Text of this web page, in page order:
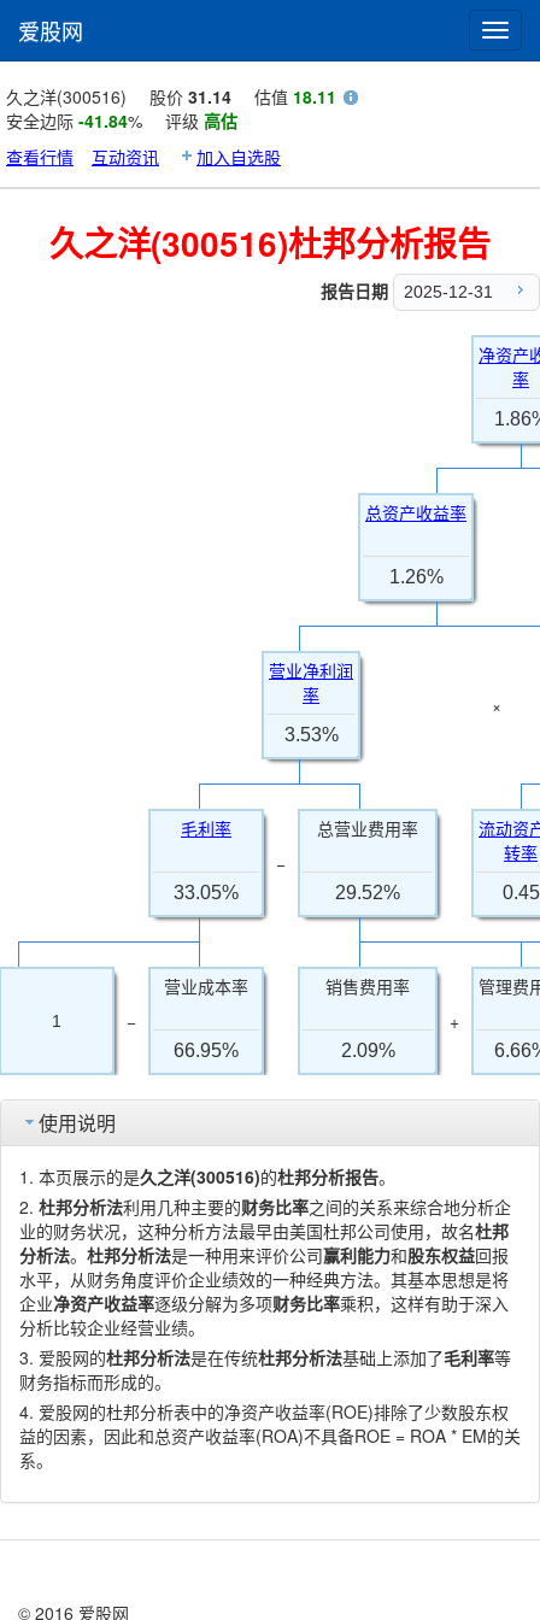
爱股网
久之洋(300516) 股价 31.14 估值 18.11
安全边际 -41.84% 评级 高估
查看行情
互动资讯 加入自选股
久之洋(300516)杜邦分析报告
报告日期 2025-12-31
净资产
率
总资产收益率
1.26%
营业净利润
率
3.53%
×
毛利率
33.05%
−
总营业费用率
29.52%
流动资
转率
0.45
1 −
营业成本率
66.95%
销售费用率
2.09%
+
管理费
使用说明
本页展示的是久之洋(300516)的杜邦分析报告。
杜邦分析法利用几种主要的财务比率之间的关系来综合地分析企
业的财务状况，这种分析方法最早由美国杜邦公司使用，故名杜邦
分析法。 杜邦分析法是一种用来评价公司赢利能力和股东权益回报
水平，从财务角度评价企业绩效的一种经典方法。其基本思想是将
企业净资产收益率逐级分解为多项财务比率乘积，这样有助于深入
分析比较企业经营业绩。
爱股网的杜邦分析法是在传统杜邦分析法基础上添加了毛利率等
财务指标而形成的。
爱股网的杜邦分析表中的净资产收益率(ROE)排除了少数股东权
益的因素，因此和总资产收益率(ROA)不具备ROE = ROA * EM的关
系。
© 2016 爱股网